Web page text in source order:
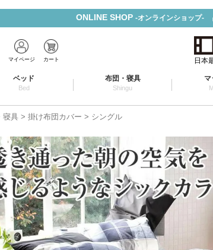
ONLINE SHOP -オンラインショップ-
マイページ カート 日本
ベッド
Bed
布団・寝具
Shingu
マ
寝具 掛け布団カバー シングル